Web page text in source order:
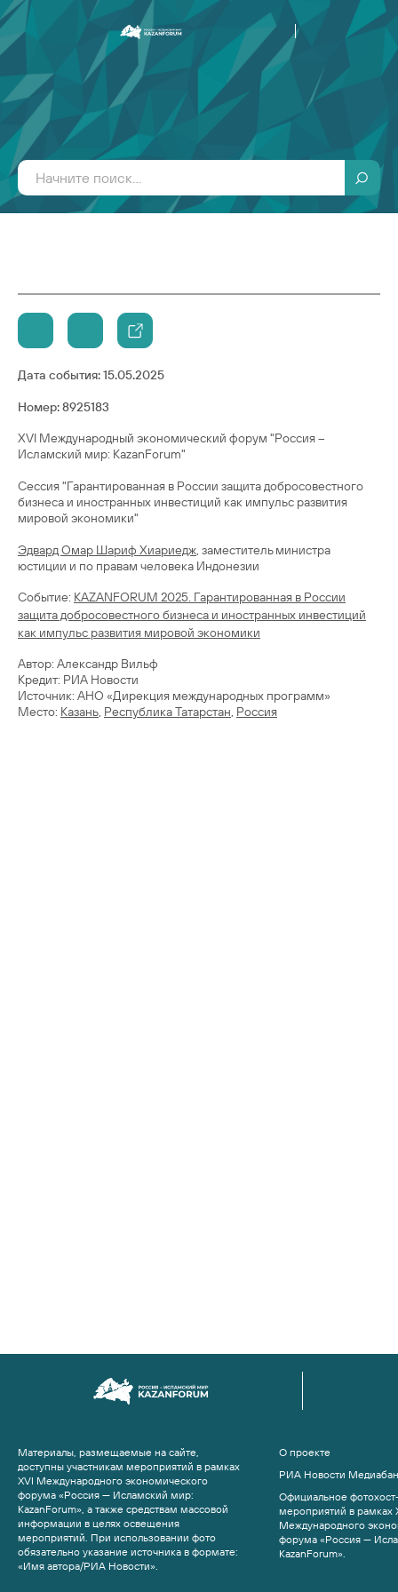
Дата события:15.05.2025
Номер: 8925183
XVI Международный экономический форум "Россия –
Исламский мир: КаzanForum"
Сессия "Гарантированная в России защита добросовестного
бизнеса и иностранных инвестиций как импульс развития
мировой экономики"
Эдвард Омар Шариф Хиариедж, заместитель министра
юстиции и по правам человека Индонезии
Cобытие: KAZANFORUM 2025. Гарантированная в России
защита добросовестного бизнеса и иностранных инвестиций
как импульс развития мировой экономики
Автор: Александр Вильф
Кредит: РИА Новости
Источник: АНО «Дирекция международных программ»
Место: Казань, Республика Татарстан, Россия
Материалы, размещаемые на сайте,
доступны участникам мероприятий в рамках
XVI Международного экономического
форума «Россия — Исламский мир:
KazanForum», а также средствам массовой
информации в целях освещения
мероприятий. При использовании фото
обязательно указание источника в формате:
«Имя автора/РИА Новости».
О проекте
РИА Новости
Официальное
мероприятий в рамках
Международного
форума «Россия —
KazanForum».